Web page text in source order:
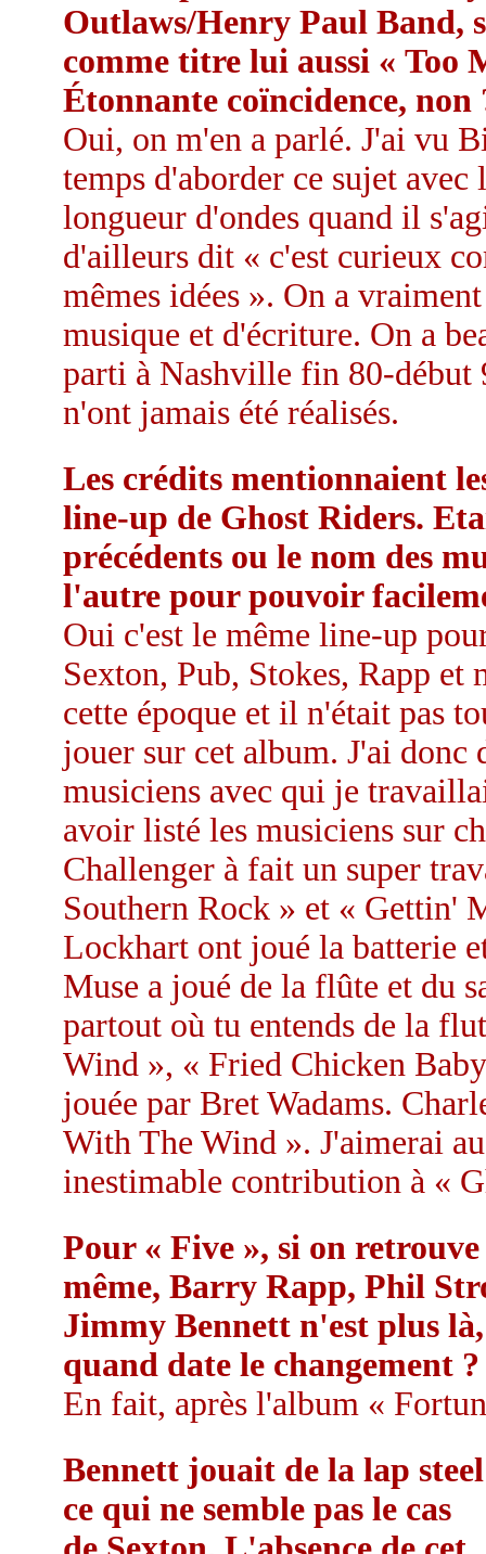
Outlaws/Henry Paul Band,
comme titre lui aussi « Too
Étonnante coïncidence, non
Oui, on m'en a parlé. J'ai vu
temps d'aborder ce sujet
longueur d'ondes quand il
d'ailleurs dit « c'est curieux
mêmes idées ». On a
musique et d'écriture. On a
parti à Nashville fin 80-début
n'ont jamais été réalisés.
Les crédits mentionnaient
line-up de Ghost Riders.
précédents ou le nom des
l'autre pour pouvoir
Oui c'est le même line-up
Sexton, Pub, Stokes, Rapp et
cette époque et il n'était pas
jouer sur cet album. J'ai donc
musiciens avec qui je
avoir listé les musiciens sur
Challenger à fait un super
Southern Rock » et « Gettin'
Lockhart ont joué la batterie
Muse a joué de la flûte et du
partout où tu entends de la
Wind », « Fried Chicken
jouée par Bret Wadams.
With The Wind ». J'aimerai
inestimable contribution à «
Pour « Five », si on
même, Barry Rapp, Phil
Jimmy Bennett n'est plus
quand date le changement ?
En fait, après l'album «
Bennett jouait de la lap steel
ce qui ne semble pas le cas